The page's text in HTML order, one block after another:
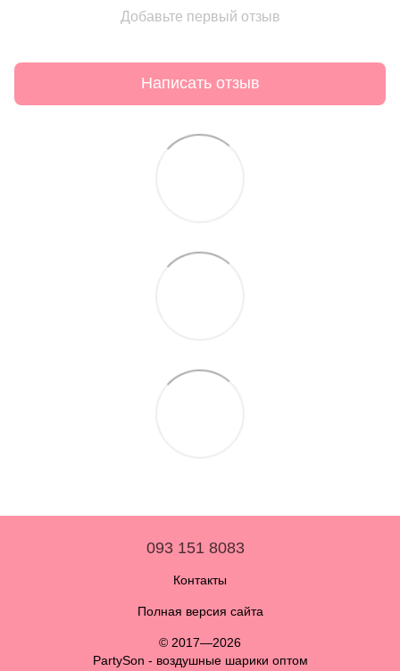
Добавьте первый отзыв
Написать отзыв
093 151 8083
Контакты
Полная версия сайта
© 2017—2026
PartySon - воздушные шарики оптом